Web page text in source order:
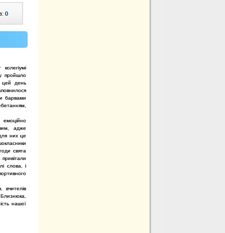
0
пройшло
день
барвами
адже
них це
свята
слова, і
вчителів
нашої